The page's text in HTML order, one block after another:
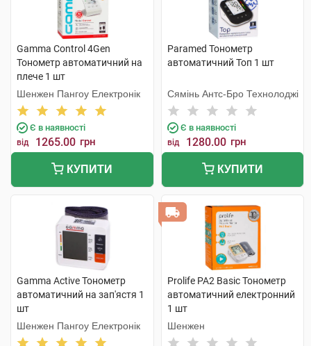
Gamma Control 4Gen
Тонометр автоматичний на
плече 1 шт
Шенжен Пангоу Електронік
Є в наявності
від 1265.00 грн
КУПИТИ
Paramed Тонометр
автоматичний Топ 1 шт
Сямінь Антс-Бро Технолоджі
Є в наявності
від 1280.00 грн
КУПИТИ
Gamma Active Тонометр
автоматичний на зап'ястя 1
шт
Шенжен Пангоу Електронік
Prolife PA2 Basic Тонометр
автоматичний електронний
1 шт
Шенжен